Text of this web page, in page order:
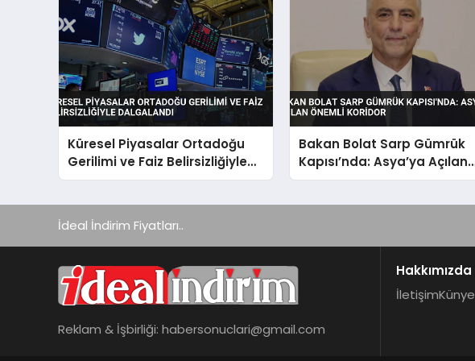
Küresel Piyasalar Ortadoğu
Gerilimi ve Faiz Belirsizliğiyle
Dalgalandı
Bakan Bolat Sarp Gümrük
Kapısı’nda: Asya’ya Açılan
Önemli Koridor
İdeal İndirim Fiyatları..
Reklam & İşbirliği: habersonuclari@gmail.com
Hakkımızda
İletişimKünye